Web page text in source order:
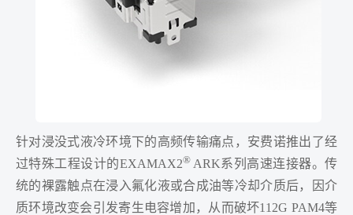
针对浸没式液冷环境下的高频传输痛点，安费诺推出了经
过特殊工程设计的EXAMAX2®ARK系列高速连接器。传
统的裸露触点在浸入氟化液或合成油等冷却介质后，因介
质环境改变会引发寄生电容增加，从而破坏112G PAM4等